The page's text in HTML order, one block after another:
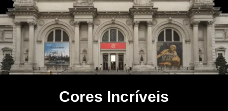
Cores Incríveis